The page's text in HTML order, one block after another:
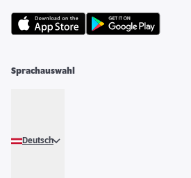
Sprachauswahl
Deutsch